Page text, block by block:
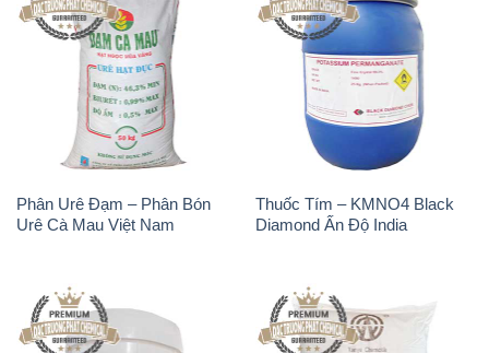
Phân Urê Đạm – Phân Bón
Urê Cà Mau Việt Nam
Thuốc Tím – KMNO4 Black
Diamond Ấn Độ India